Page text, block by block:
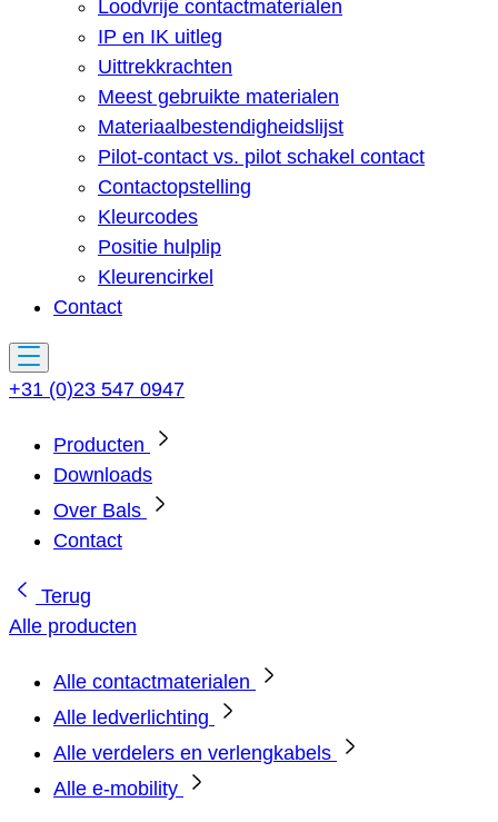
Loodvrije contactmaterialen
IP en IK uitleg
Uittrekkrachten
Meest gebruikte materialen
Materiaalbestendigheidslijst
Pilot-contact vs. pilot schakel contact
Contactopstelling
Kleurcodes
Positie hulplip
Kleurencirkel
Contact
+31 (0)23 547 0947
Producten
Downloads
Over Bals
Contact
Terug
Alle producten
Alle contactmaterialen
Alle ledverlichting
Alle verdelers en verlengkabels
Alle e-mobility